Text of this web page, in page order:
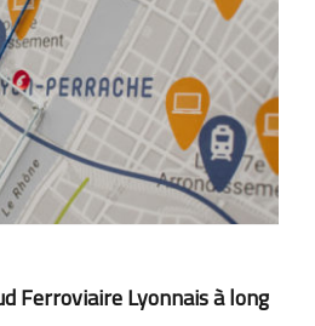
Ferroviaire Lyonnais à long